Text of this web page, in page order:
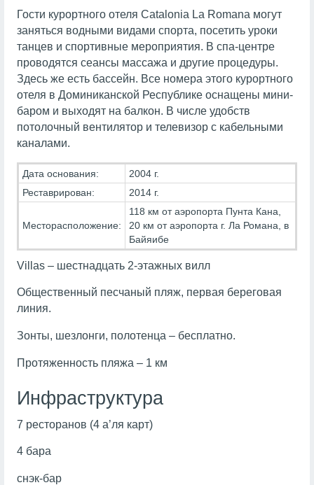
Гости курортного отеля Catalonia La Romana могут
заняться водными видами спорта, посетить уроки
танцев и спортивные мероприятия. В спа-центре
проводятся сеансы массажа и другие процедуры.
Здесь же есть бассейн. Все номера этого курортного
отеля в Доминиканской Республике оснащены мини-
баром и выходят на балкон. В числе удобств
потолочный вентилятор и телевизор с кабельными
каналами.
Дата основания:
2004 г.
Реставрирован:
2014 г.
Месторасположение:
118 км от аэропорта Пунта Кана,
20 км от аэропорта г. Ла Романа, в
Байяибе
Villas – шестнадцать 2-этажных вилл
Общественный песчаный пляж, первая береговая
линия.
Зонты, шезлонги, полотенца – бесплатно.
Протяженность пляжа – 1 км
Инфраструктура
7 ресторанов (4 а’ля карт)
4 бара
снэк-бар